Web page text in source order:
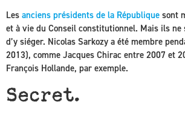
Les anciens présidents de la République sont
et à vie du Conseil constitutionnel. Mais ils ne
d’y siéger. Nicolas Sarkozy a été membre
2013), comme Jacques Chirac entre 2007 et
François Hollande, par exemple.
Secret.